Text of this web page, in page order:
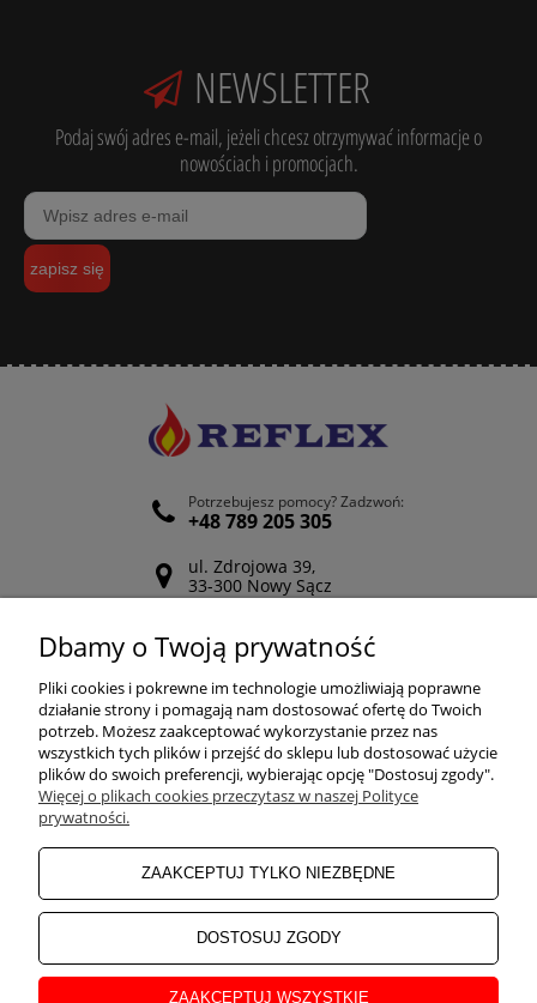
NEWSLETTER
Podaj swój adres e-mail, jeżeli chcesz otrzymywać informacje o
nowościach i promocjach.
zapisz się
Potrzebujesz pomocy? Zadzwoń:
+48 789 205 305
ul. Zdrojowa 39,
33-300 Nowy Sącz
Odwiedź nasz Facebook
POMOC
ZAKUPY
MOJE KONTO
INFORMACJE
Dbamy o Twoją prywatność
Pliki cookies i pokrewne im technologie umożliwiają poprawne
działanie strony i pomagają nam dostosować ofertę do Twoich
potrzeb. Możesz zaakceptować wykorzystanie przez nas
wszystkich tych plików i przejść do sklepu lub dostosować użycie
plików do swoich preferencji, wybierając opcję "Dostosuj zgody".
Więcej o plikach cookies przeczytasz w naszej Polityce
prywatności.
ZAAKCEPTUJ TYLKO NIEZBĘDNE
DOSTOSUJ ZGODY
ZAAKCEPTUJ WSZYSTKIE